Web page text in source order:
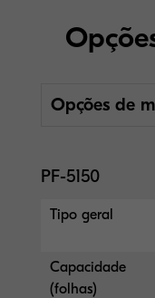
Opções de
PF-5150
Tipo geral
Capacidade
(folhas)